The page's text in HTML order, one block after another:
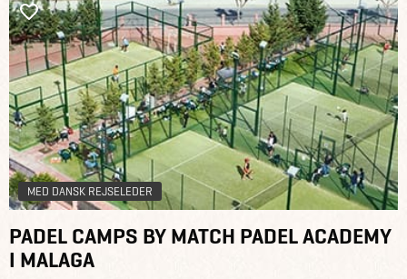
MED DANSK REJSELEDER
PADEL CAMPS BY MATCH PADEL ACADEMY
I MALAGA